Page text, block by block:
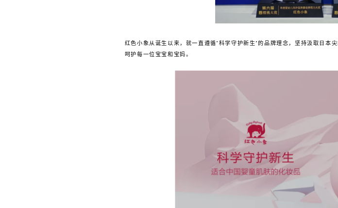
红色小象从诞生以来，就一直遵循“科学守护新生”的品牌理念，坚持汲取日本
呵护每一位宝宝和宝妈。